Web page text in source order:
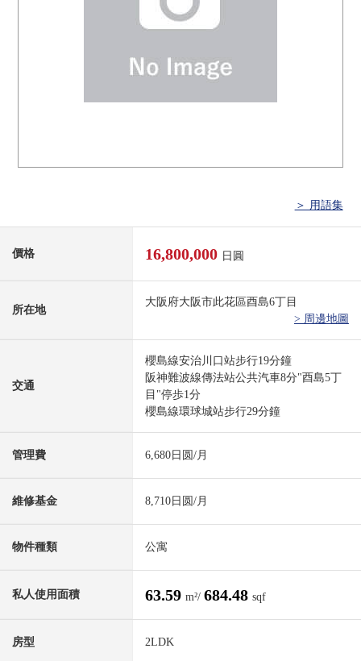
＞ 用語集
價格 16,800,000 日圓
所在地
大阪府大阪市此花區酉島6丁目
> 周邊地圖
交通
櫻島線安治川口站步行19分鐘
阪神難波線傳法站公共汽車8分"酉島5丁
目"停歩1分
櫻島線環球城站步行29分鐘
管理費 6,680日圆/月
維修基金 8,710日圆/月
物件種類 公寓
私人使用面積 63.59 m²/ 684.48 sqf
房型 2LDK